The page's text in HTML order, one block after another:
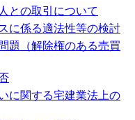
との取引について
に係る適法性等の検討
題（解除権のある売買
に関する宅建業法上の